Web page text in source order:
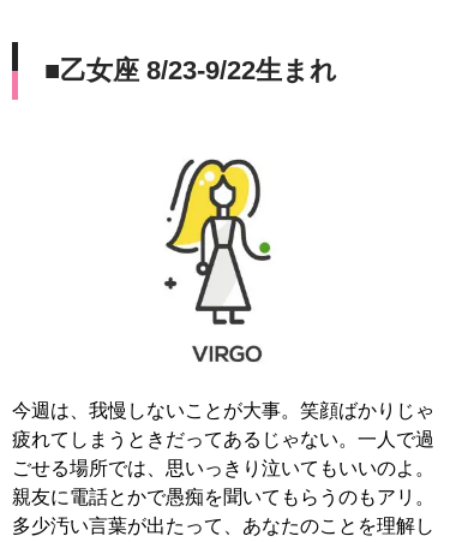
■乙女座 8/23-9/22生まれ
今週は、我慢しないことが大事。笑顔ばかりじゃ
疲れてしまうときだってあるじゃない。一人で過
ごせる場所では、思いっきり泣いてもいいのよ。
親友に電話とかで愚痴を聞いてもらうのもアリ。
多少汚い言葉が出たって、あなたのことを理解し